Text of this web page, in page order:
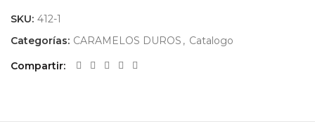
SKU: 412-1
Categorías: CARAMELOS DUROS , Catalogo
Compartir